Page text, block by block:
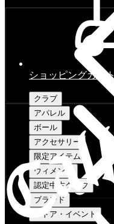
ショッピングカート
クラブ
アパレル
ボール
アクセサリー
限定アイテム
ウィメンズ
認定中古クラブ
ブランド
ストア・イベント